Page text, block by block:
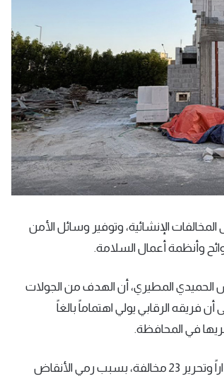
الإنشائية، وتوفير وسائل الأمن
وأنظمة أعمال السلامة.
الحميدي المطيري، أن الهدف من الجولات
أن فريقه الرقابي يولي اهتماماً بالغاً
في المحافظة.
وأكد المطيري أن الفريق الرقابي بالإدارة نفّذ جولة ميدانية أسفرت عن توجيه 135 إنذاراً وتحرير 23 مخالفة، بسبب رمي الأنقاض